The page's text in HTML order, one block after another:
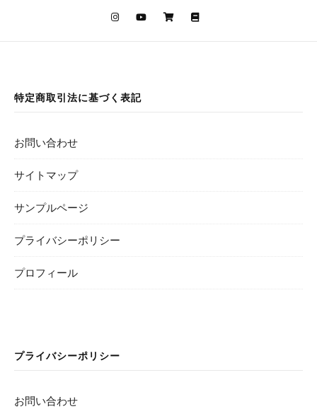
特定商取引法に基づく表記
お問い合わせ
サイトマップ
サンプルページ
プライバシーポリシー
プロフィール
プライバシーポリシー
お問い合わせ